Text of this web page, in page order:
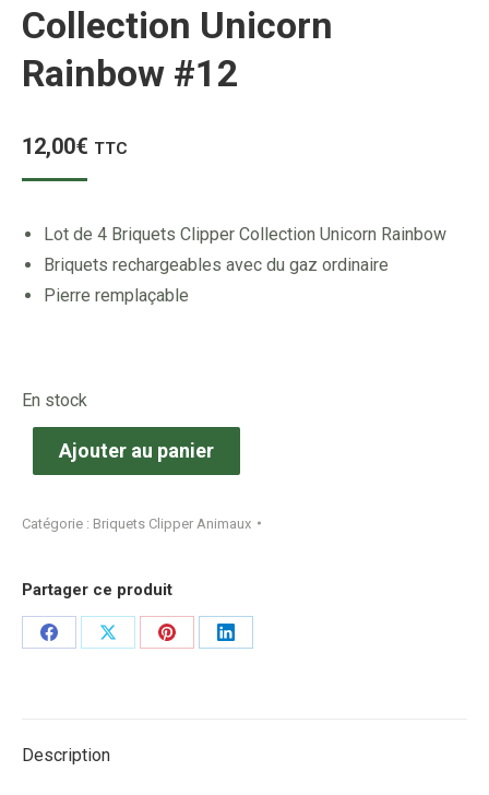
Collection Unicorn
Rainbow #12
12,00€ TTC
Lot de 4 Briquets Clipper Collection Unicorn Rainbow
Briquets rechargeables avec du gaz ordinaire
Pierre remplaçable
En stock
Ajouter au panier
Catégorie : Briquets Clipper Animaux
Partager ce produit
Share
Share
Share
Share
Description